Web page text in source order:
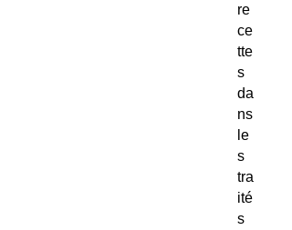
re
ce
tte
s
da
ns
le
s
tra
ité
s